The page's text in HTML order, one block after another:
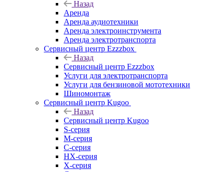
Назад
Аренда
Аренда аудиотехники
Аренда электроинструмента
Аренда электротранспорта
Сервисный центр Ezzzbox
Назад
Сервисный центр Ezzzbox
Услуги для электротранспорта
Услуги для бензиновой мототехники
Шиномонтаж
Сервисный центр Kugoo
Назад
Сервисный центр Kugoo
S-cерия
M-серия
С-серия
HX-серия
X-серия